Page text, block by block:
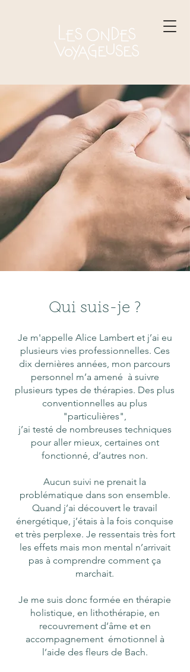
Qui suis-je ?
Je m'appelle Alice Lambert et j’ai eu
plusieurs vies professionnelles. Ces
dix dernières années, mon parcours
personnel m’a amené à suivre
plusieurs types de thérapies. Des plus
conventionnelles au plus
"particulières",
j’ai testé de nombreuses techniques
pour aller mieux, certaines ont
fonctionné, d’autres non.
Aucun suivi ne prenait la
problématique dans son ensemble.
Quand j’ai découvert le travail
énergétique, j’étais à la fois conquise
et très perplexe. Je ressentais très fort
les effets mais mon mental n’arrivait
pas à comprendre comment ça
marchait.
Je me suis donc formée en thérapie
holistique, en lithothérapie, en
recouvrement d’âme et en
accompagnement émotionnel à
l’aide des fleurs de Bach.